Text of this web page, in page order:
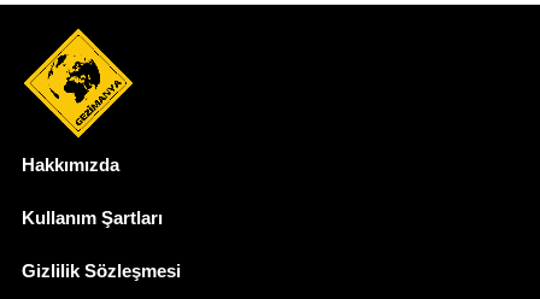
Hakkımızda
Kullanım Şartları
Gizlilik Sözleşmesi